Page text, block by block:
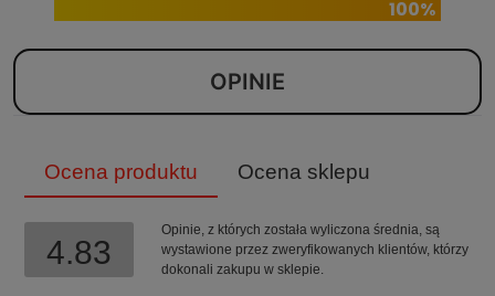
100%
OPINIE
Ocena produktu Ocena sklepu
4.83
Opinie, z których została wyliczona średnia, są
wystawione przez zweryfikowanych klientów, którzy
dokonali zakupu w sklepie.